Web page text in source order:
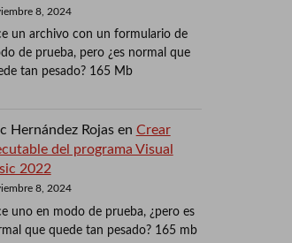
8, 2024
un archivo con un formulario de
de prueba, pero ¿es normal que
tan pesado? 165 Mb
Hernández Rojasen Crear
del programa Visual
2022
8, 2024
uno en modo de prueba, ¿pero es
que quede tan pesado? 165 mb